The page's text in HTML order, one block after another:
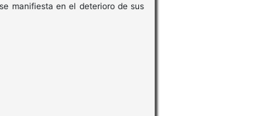
manifiesta en el deterioro de sus